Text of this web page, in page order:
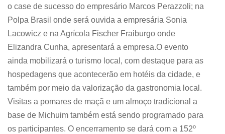
o case de sucesso do empresário Marcos Perazzoli; na
Polpa Brasil onde será ouvida a empresária Sonia
Lacowicz e na Agrícola Fischer Fraiburgo onde
Elizandra Cunha, apresentará a empresa.O evento
ainda mobilizará o turismo local, com destaque para as
hospedagens que acontecerão em hotéis da cidade, e
também por meio da valorização da gastronomia local.
Visitas a pomares de maçã e um almoço tradicional a
base de Michuim também está sendo programado para
os participantes. O encerramento se dará com a 152º